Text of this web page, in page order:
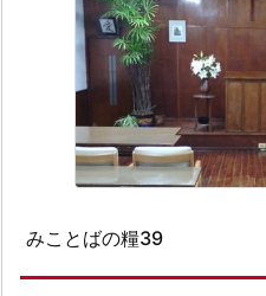
みことばの糧39